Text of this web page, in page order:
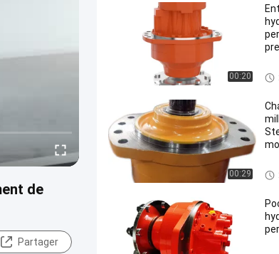
de
Partager
00:20
ment
00:29
ment